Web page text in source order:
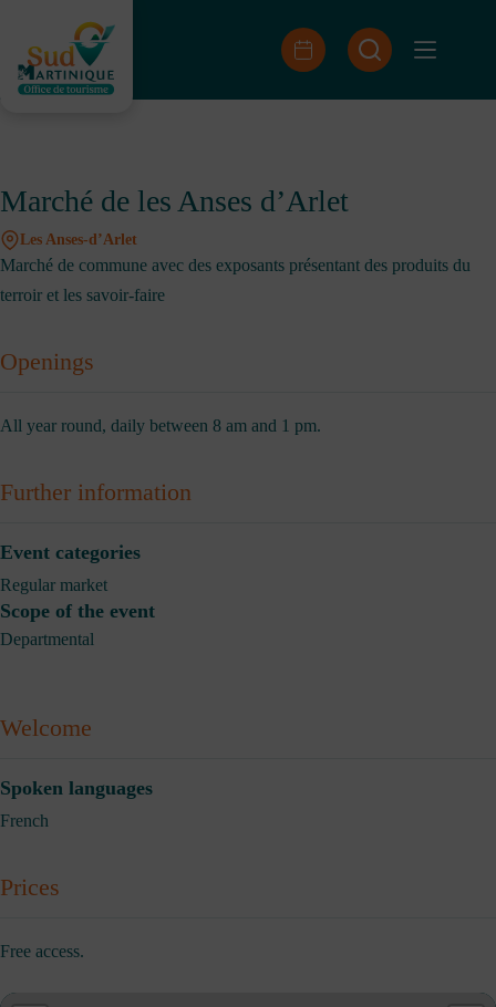
content
Marché de les Anses d’Arlet
Les Anses-d’Arlet
Marché de commune avec des exposants présentant des produits du
terroir et les savoir-faire
Openings
All year round, daily between 8 am and 1 pm.
Further information
Event categories
Regular market
Scope of the event
Departmental
Welcome
Spoken languages
French
Prices
Free access.